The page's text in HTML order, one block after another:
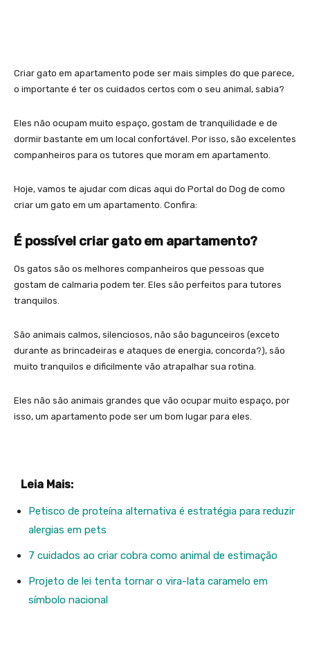
Criar gato em apartamento pode ser mais simples do que parece,
o importante é ter os cuidados certos com o seu animal, sabia?
Eles não ocupam muito espaço, gostam de tranquilidade e de
dormir bastante em um local confortável. Por isso, são excelentes
companheiros para os tutores que moram em apartamento.
Hoje, vamos te ajudar com dicas aqui do Portal do Dog de como
criar um gato em um apartamento. Confira:
É possível criar gato em apartamento?
Os gatos são os melhores companheiros que pessoas que
gostam de calmaria podem ter. Eles são perfeitos para tutores
tranquilos.
São animais calmos, silenciosos, não são bagunceiros (exceto
durante as brincadeiras e ataques de energia, concorda?), são
muito tranquilos e dificilmente vão atrapalhar sua rotina.
Eles não são animais grandes que vão ocupar muito espaço, por
isso, um apartamento pode ser um bom lugar para eles.
Leia Mais:
Petisco de proteína alternativa é estratégia para reduzir
alergias em pets
7 cuidados ao criar cobra como animal de estimação
Projeto de lei tenta tornar o vira-lata caramelo em
símbolo nacional